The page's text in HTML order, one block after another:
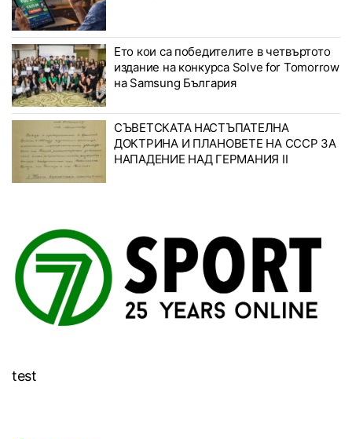
Ето кои са победителите в четвъртото
издание на конкурса Solve for Tomorrow
на Samsung България
СЪВЕТСКАТА НАСТЪПАТЕЛНА
ДОКТРИНА И ПЛАНОВЕТЕ НА СССР ЗА
НАПАДЕНИЕ НАД ГЕРМАНИЯ II
test